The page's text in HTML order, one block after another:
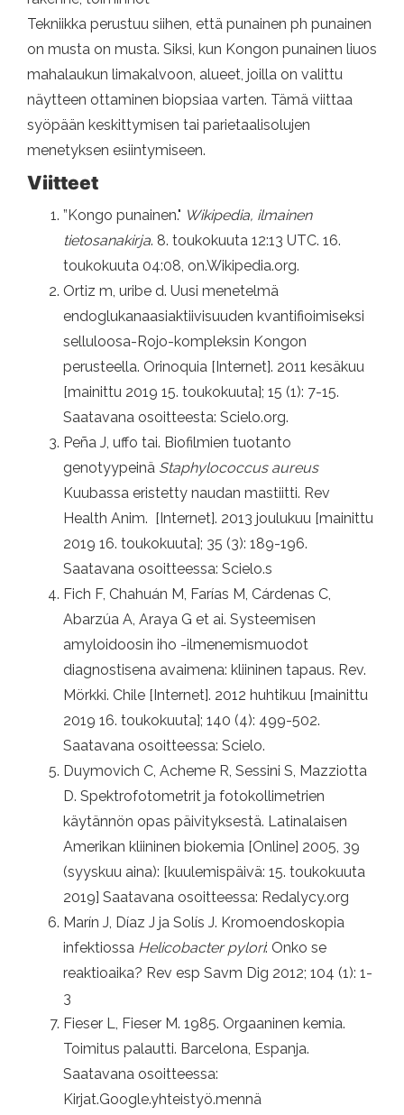
Tekniikka perustuu siihen, että punainen ph punainen
on musta on musta. Siksi, kun Kongon punainen liuos
mahalaukun limakalvoon, alueet, joilla on valittu
näytteen ottaminen biopsiaa varten. Tämä viittaa
syöpään keskittymisen tai parietaalisolujen
menetyksen esiintymiseen.
Viitteet
”Kongo punainen." Wikipedia, ilmainen
tietosanakirja. 8. toukokuuta 12:13 UTC. 16.
toukokuuta 04:08, on.Wikipedia.org.
Ortiz m, uribe d. Uusi menetelmä
endoglukanaasiaktiivisuuden kvantifioimiseksi
selluloosa-Rojo-kompleksin Kongon
perusteella. Orinoquia [Internet]. 2011 kesäkuu
[mainittu 2019 15. toukokuuta]; 15 (1): 7-15.
Saatavana osoitteesta: Scielo.org.
Peña J, uffo tai. Biofilmien tuotanto
genotyypeinä Staphylococcus aureus
Kuubassa eristetty naudan mastiitti. Rev
Health Anim. [Internet]. 2013 joulukuu [mainittu
2019 16. toukokuuta]; 35 (3): 189-196.
Saatavana osoitteessa: Scielo.s
Fich F, Chahuán M, Farías M, Cárdenas C,
Abarzúa A, Araya G et ai. Systeemisen
amyloidoosin iho -ilmenemismuodot
diagnostisena avaimena: kliininen tapaus. Rev.
Mörkki. Chile [Internet]. 2012 huhtikuu [mainittu
2019 16. toukokuuta]; 140 (4): 499-502.
Saatavana osoitteessa: Scielo.
Duymovich C, Acheme R, Sessini S, Mazziotta
D. Spektrofotometrit ja fotokollimetrien
käytännön opas päivityksestä. Latinalaisen
Amerikan kliininen biokemia [Online] 2005, 39
(syyskuu aina): [kuulemispäivä: 15. toukokuuta
2019] Saatavana osoitteessa: Redalycy.org
Marín J, Díaz J ja Solís J. Kromoendoskopia
infektiossa Helicobacter pylori: Onko se
reaktioaika? Rev esp Savm Dig 2012; 104 (1): 1-
3
Fieser L, Fieser M. 1985. Orgaaninen kemia.
Toimitus palautti. Barcelona, ​​Espanja.
Saatavana osoitteessa:
Kirjat.Google.yhteistyö.mennä